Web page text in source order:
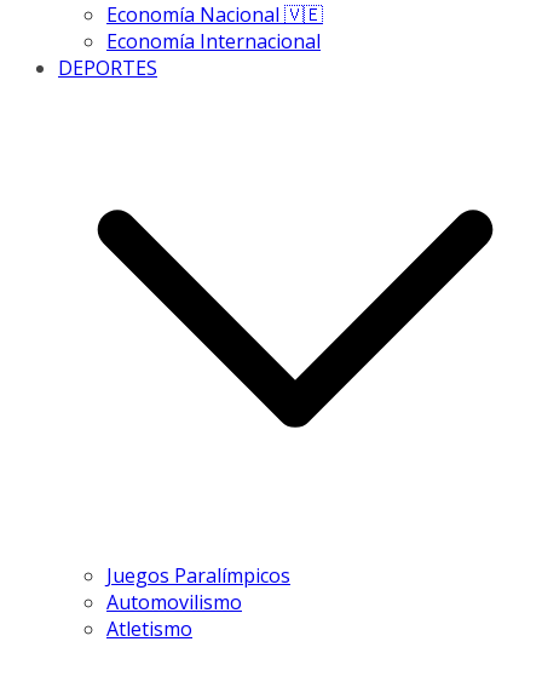
Economía Nacional 🇻🇪
Economía Internacional
DEPORTES
Juegos Paralímpicos
Automovilismo
Atletismo